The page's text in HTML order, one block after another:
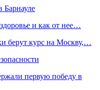
Барнауле
и как от нее…
берут курс на Москву,…
первую победу в